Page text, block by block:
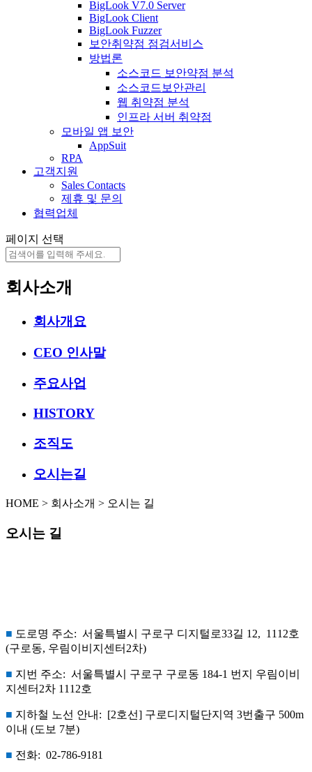
BigLook V7.0 Server
BigLook Client
BigLook Fuzzer
보안취약점 점검서비스
방법론
소스코드 보안약점 분석
소스코드보안관리
웹 취약점 분석
인프라 서버 취약점
모바일 앱 보안
AppSuit
RPA
고객지원
Sales Contacts
제휴 및 문의
협력업체
페이지 선택
회사소개
회사개요
CEO 인사말
주요사업
HISTORY
조직도
오시는길
HOME > 회사소개 > 오시는 길
오시는 길
■ 도로명 주소: 서울특별시 구로구 디지털로33길 12, 1112호
(구로동, 우림이비지센터2차)
■ 지번 주소: 서울특별시 구로구 구로동 184-1 번지 우림이비
지센터2차 1112호
■ 지하철 노선 안내: [2호선] 구로디지털단지역 3번출구 500m
이내 (도보 7분)
■ 전화: 02-786-9181